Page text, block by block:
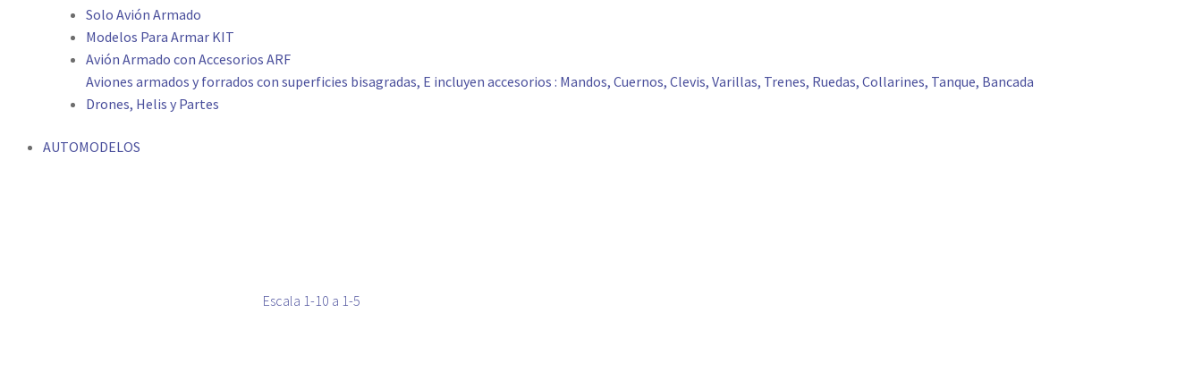
Solo Avión Armado
Modelos Para Armar KIT
Avión Armado con Accesorios ARF
Aviones armados y forrados con superficies bisagradas, E incluyen accesorios : Mandos, Cuernos, Clevis, Varillas, Trenes, Ruedas, Collarines, Tanque, Bancada
Drones, Helis y Partes
AUTOMODELOS
Escala 1-10 a 1-5